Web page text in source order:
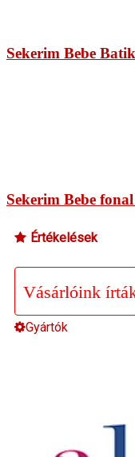
Sekerim Bebe
Sekerim Bebe
Értékelések
Vásárlóink
Gyártók